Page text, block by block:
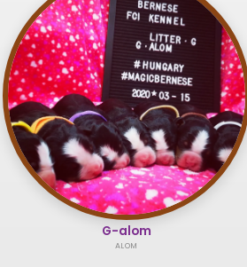
G-alom
ALOM